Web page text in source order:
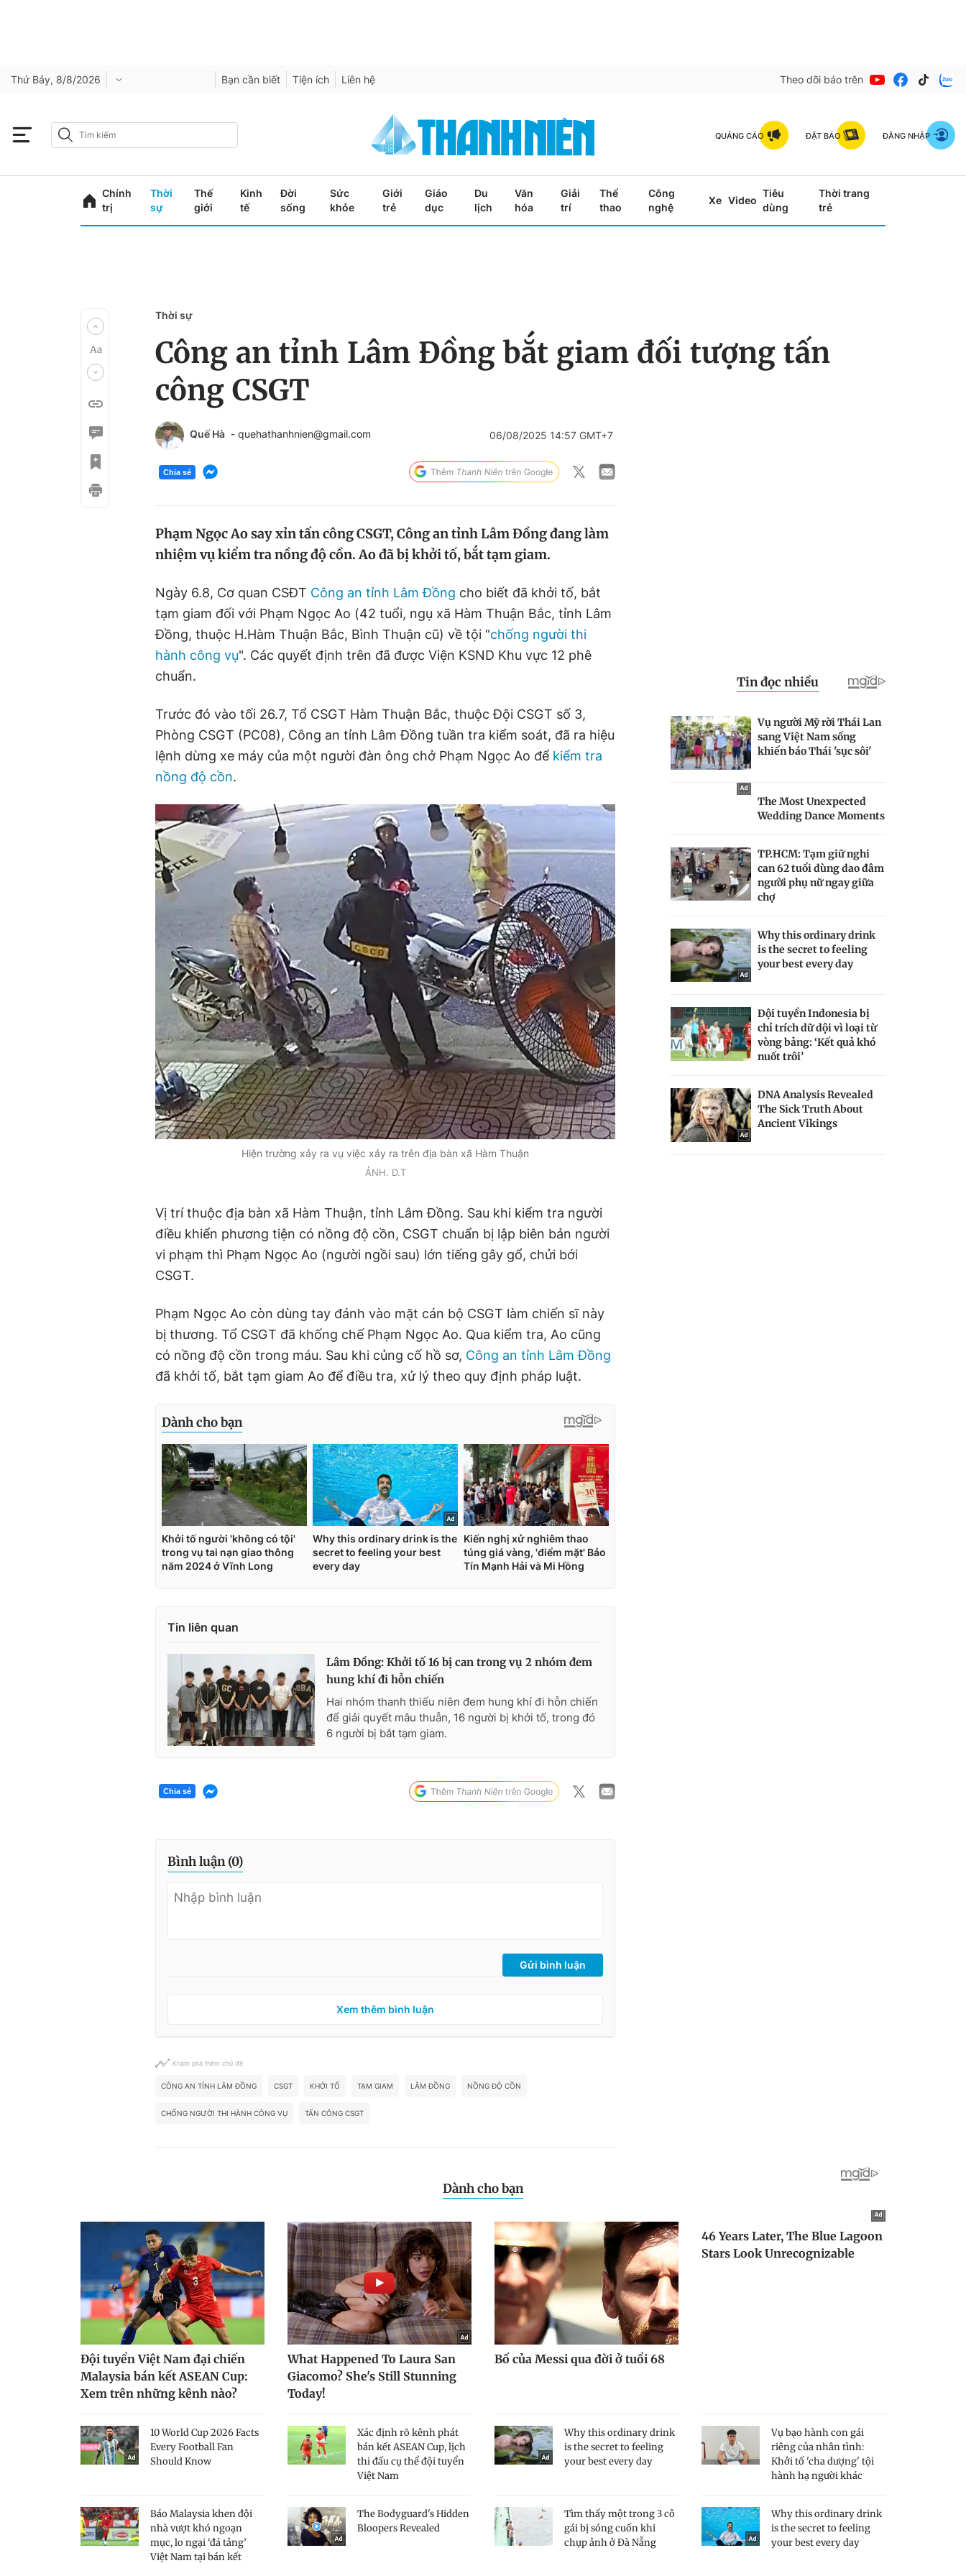
Thứ Bảy, 8/8/2026 Bạn cần biết Tiện ích Liên hệ Theo dõi báo trên
QUẢNG CÁO ĐẶT BÁO ĐĂNG NHẬP
Chính
trị
Thời
sự
Thế
giới
Kinh
tế
Đời
sống
Sức
khỏe
Giới
trẻ
Giáo
dục
Du
lịch
Văn
hóa
Giải
trí
Thể
thao
Công
nghệ
Xe Video
Tiêu
dùng
Thời trang
trẻ
Thời sự
Công an tỉnh Lâm Đồng bắt giam đối tượng tấn
công CSGT
Quế Hà - quehathanhnien@gmail.com 06/08/2025 14:57 GMT+7
Chia sẻ
Phạm Ngọc Ao say xỉn tấn công CSGT, Công an tỉnh Lâm Đồng đang làm
nhiệm vụ kiểm tra nồng độ cồn. Ao đã bị khởi tố, bắt tạm giam.
Ngày 6.8, Cơ quan CSĐT Công an tỉnh Lâm Đồng cho biết đã khởi tố, bắt
tạm giam đối với Phạm Ngọc Ao (42 tuổi, ngụ xã Hàm Thuận Bắc, tỉnh Lâm
Đồng, thuộc H.Hàm Thuận Bắc, Bình Thuận cũ) về tội “chống người thi
hành công vụ". Các quyết định trên đã được Viện KSND Khu vực 12 phê
chuẩn.
Trước đó vào tối 26.7, Tổ CSGT Hàm Thuận Bắc, thuộc Đội CSGT số 3,
Phòng CSGT (PC08), Công an tỉnh Lâm Đồng tuần tra kiểm soát, đã ra hiệu
lệnh dừng xe máy của một người đàn ông chở Phạm Ngọc Ao để kiểm tra
nồng độ cồn.
Hiện trường xảy ra vụ việc xảy ra trên địa bàn xã Hàm Thuận
ẢNH. D.T
Vị trí thuộc địa bàn xã Hàm Thuận, tỉnh Lâm Đồng. Sau khi kiểm tra người
điều khiển phương tiện có nồng độ cồn, CSGT chuẩn bị lập biên bản người
vi phạm thì Phạm Ngọc Ao (người ngồi sau) lớn tiếng gây gổ, chửi bới
CSGT.
Phạm Ngọc Ao còn dùng tay đánh vào mặt cán bộ CSGT làm chiến sĩ này
bị thương. Tổ CSGT đã khống chế Phạm Ngọc Ao. Qua kiểm tra, Ao cũng
có nồng độ cồn trong máu. Sau khi củng cố hồ sơ, Công an tỉnh Lâm Đồng
đã khởi tố, bắt tạm giam Ao để điều tra, xử lý theo quy định pháp luật.
Tin liên quan
Lâm Đồng: Khởi tố 16 bị can trong vụ 2 nhóm đem
hung khí đi hỗn chiến
Hai nhóm thanh thiếu niên đem hung khí đi hỗn chiến
để giải quyết mâu thuẫn, 16 người bị khởi tố, trong đó
6 người bị bắt tạm giam.
Chia sẻ
Bình luận (0)
Gửi bình luận
Xem thêm bình luận
Khám phá thêm chủ đề
CÔNG AN TỈNH LÂM ĐỒNG CSGT KHỞI TỐ TẠM GIAM LÂM ĐỒNG NỒNG ĐỘ CỒN
CHỐNG NGƯỜI THI HÀNH CÔNG VỤ TẤN CÔNG CSGT